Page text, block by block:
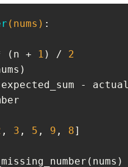
(nums) :
(n +
1 ) / 2
-
, 3 , 5 , 9 , 8]